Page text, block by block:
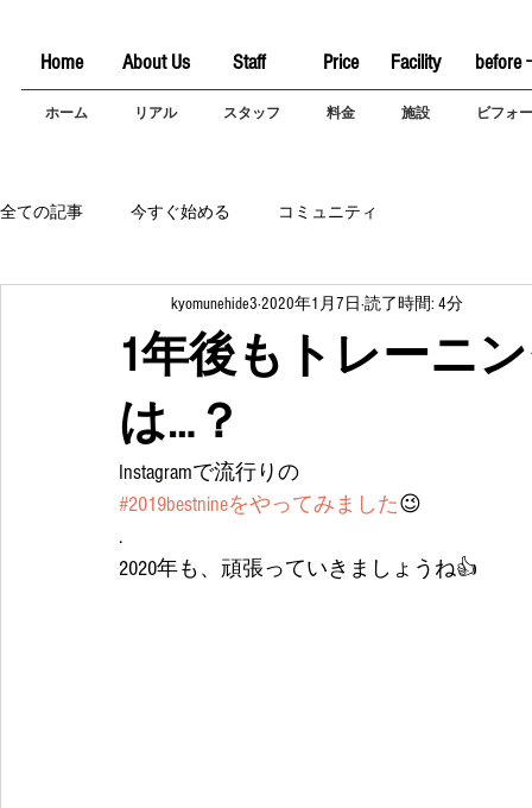
Home About Us Staff Price Facility before
ホーム リアル スタッフ 料金 施設 ビフォ
全ての記事 今すぐ始める コミュニティ
1年後もトレーニ
は…？
kyomunehide3 2020年1月7日 読了時間: 4分
Instagramで流行りの
#2019bestnineをやってみました😉
.
2020年も、頑張っていきましょうね👍